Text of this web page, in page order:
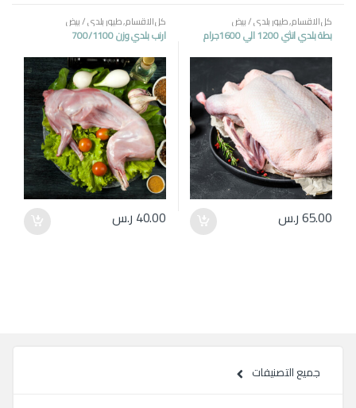
كل الاقسام,طيور بلدي / بيض
بطة بلدي انثي 1200 الي 1600جرام
65.00ر.س
كل الاقسام,طيور بلدي / بيض
ارنب بلدي وزن 700/1100
40.00 ر.س
جميع التصنيفات